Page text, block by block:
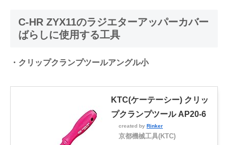
C-HR ZYX11のラジエターアッパーカバー
ばらしに使用する工具
・クリップクランプツールアングル小
KTC(ケーテーシー) クリッ
プクランプツール AP20-6
created by Rinker
京都機械工具(KTC)